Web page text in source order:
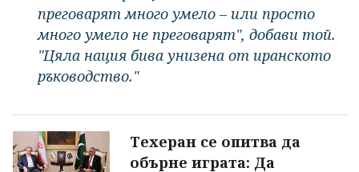
преговарят много умело – или просто
много умело не преговарят", добави той.
"Цяла нация бива унизена от иранското
ръководство."
Техеран се опитва да
обърне играта: Да